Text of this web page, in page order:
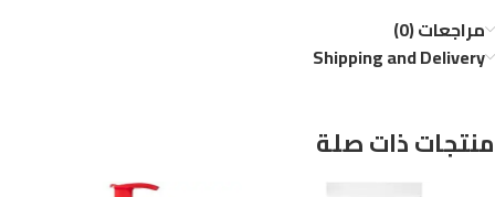
مراجعات (0)
Shipping and Delivery
منتجات ذات صلة